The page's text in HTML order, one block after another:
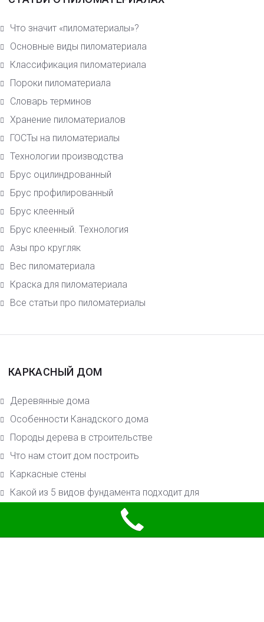
Что значит «пиломатериалы»?
Основные виды пиломатериала
Класcификация пиломатериала
Пороки пиломатериала
Словарь терминов
Хранение пиломатериалов
ГОСТы на пиломатериалы
Технологии производства
Брус оцилиндрованный
Брус профилированный
Брус клеенный
Брус клеенный. Технология
Азы про кругляк
Вес пиломатериала
Краска для пиломатериала
Все статьи про пиломатериалы
КАРКАСНЫЙ ДОМ
Деревянные дома
Особенности Канадского дома
Породы дерева в строительстве
Что нам стоит дом построить
Каркасные стены
Какой из 5 видов фундамента подходит для
строительства на вашем участке?
Что надо знать о строительстве канадских домов